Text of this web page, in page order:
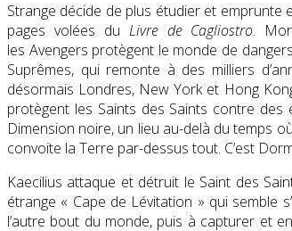
Strange décide de plus étudier et emprunte
pages volées du Livre de Cagliostro.
les Avengers protègent le monde de
Suprêmes, qui remonte à des milliers
désormais Londres, New York et Hong
protègent les Saints des Saints contre des
Dimension noire, un lieu au-delà du temps
convoite la Terre par-dessus tout. C’est
Kaecilius attaque et détruit le Saint des
étrange « Cape de Lévitation » qui semble
l’autre bout du monde, puis à capturer et